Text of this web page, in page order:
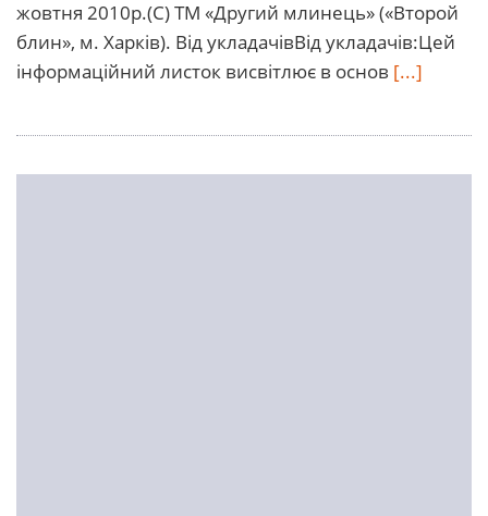
жовтня 2010р.(С) ТМ «Другий млинець» («Второй
блин», м. Харків). Від укладачівВід укладачів:Цей
інформаційний листок висвітлює в основ [...]